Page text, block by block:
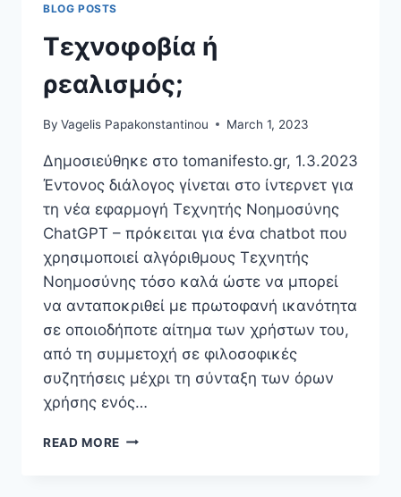
MATTER
GOOD
AND
DIFFICULTIES
FOR
EMPLOYERS!
BLOG POSTS
Τεχνοφοβία ή
ρεαλισμός;
By Vagelis Papakonstantinou March 1, 2023
Δημοσιεύθηκε στο tomanifesto.gr, 1.3.2023
Έντονος διάλογος γίνεται στο ίντερνετ για
τη νέα εφαρμογή Τεχνητής Νοημοσύνης
ChatGPT – πρόκειται για ένα chatbot που
χρησιμοποιεί αλγόριθμους Τεχνητής
Νοημοσύνης τόσο καλά ώστε να μπορεί
να ανταποκριθεί με πρωτοφανή ικανότητα
σε οποιοδήποτε αίτημα των χρήστων του,
από τη συμμετοχή σε φιλοσοφικές
συζητήσεις μέχρι τη σύνταξη των όρων
χρήσης ενός…
READ MORE ΤΕΧΝΟΦΟΒΊΑ